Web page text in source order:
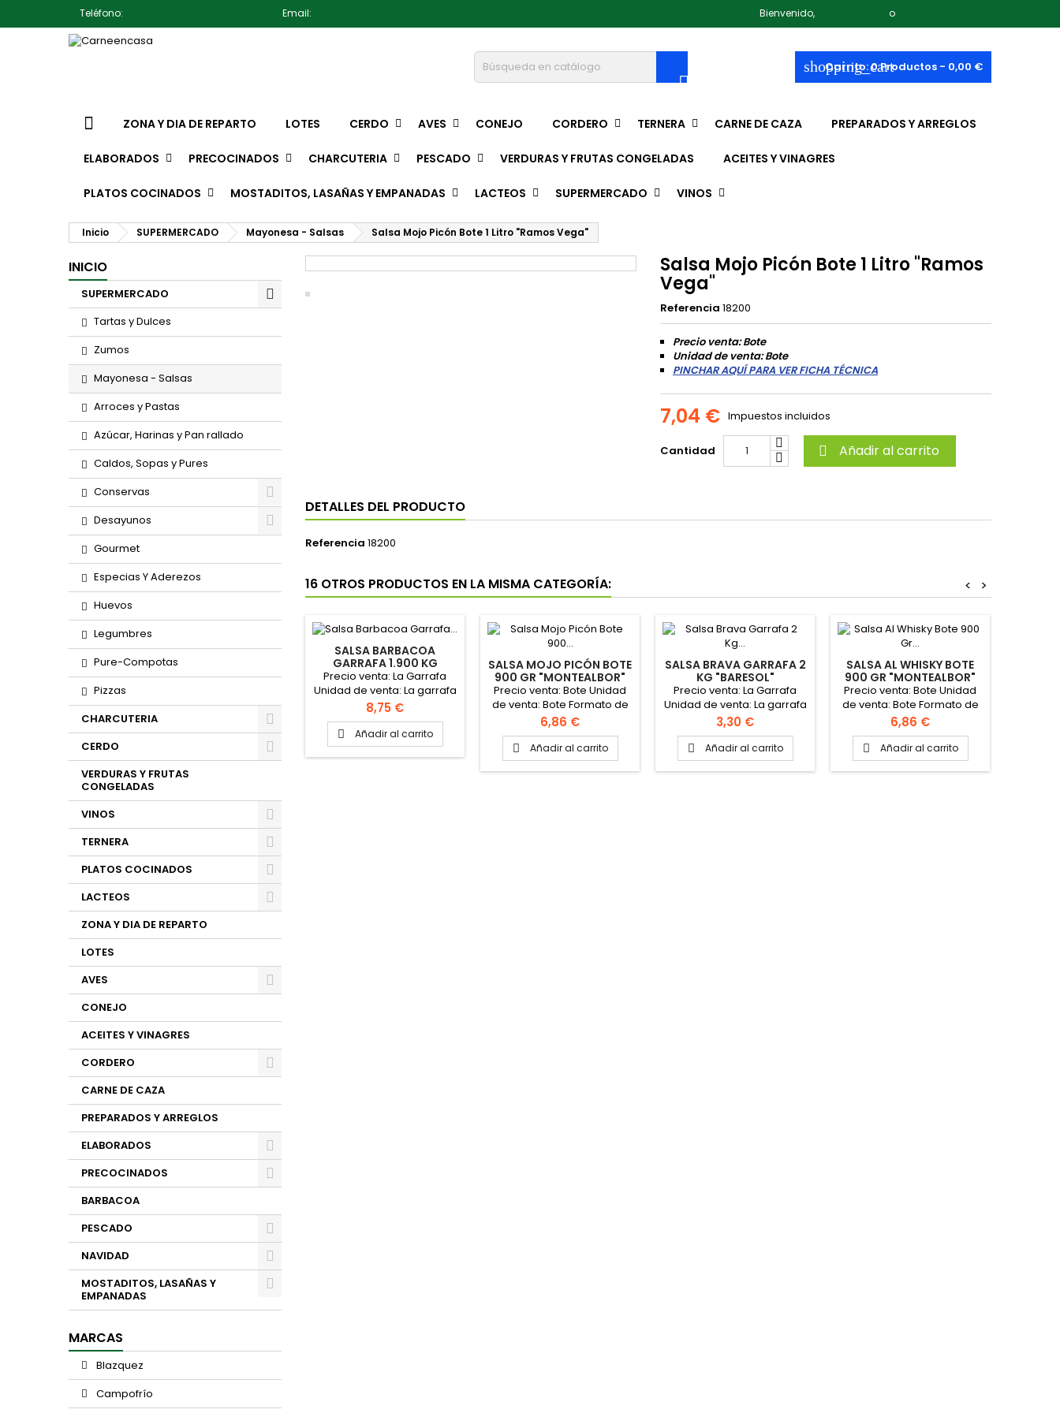
Teléfono: Email: Bienvenido, o
shopping_cart
Carrito:0Productos - 0,00 €

ZONA Y DIA DE REPARTO LOTES CERDO AVES CONEJO CORDERO TERNERA CARNE DE CAZA PREPARADOS Y ARREGLOS
ELABORADOS PRECOCINADOS CHARCUTERIA PESCADO VERDURAS Y FRUTAS CONGELADAS ACEITES Y VINAGRES
PLATOS COCINADOS MOSTADITOS, LASAÑAS Y EMPANADAS LACTEOS SUPERMERCADO VINOS
Inicio SUPERMERCADO Mayonesa - Salsas Salsa Mojo Picón Bote 1 Litro "Ramos Vega"
INICIO
SUPERMERCADO
Tartas y Dulces
Zumos
Mayonesa - Salsas
Arroces y Pastas
Azúcar, Harinas y Pan rallado
Caldos, Sopas y Pures
Conservas
Desayunos
Gourmet
Especias Y Aderezos
Huevos
Legumbres
Pure-Compotas
Pizzas
CHARCUTERIA
CERDO
VERDURAS Y FRUTAS
CONGELADAS
VINOS
TERNERA
PLATOS COCINADOS
LACTEOS
ZONA Y DIA DE REPARTO
LOTES
AVES
CONEJO
ACEITES Y VINAGRES
CORDERO
CARNE DE CAZA
PREPARADOS Y ARREGLOS
ELABORADOS
PRECOCINADOS
BARBACOA
PESCADO
NAVIDAD
MOSTADITOS, LASAÑAS Y
EMPANADAS
MARCAS
Blazquez
Campofrío
Salsa Mojo Picón Bote 1 Litro "Ramos
Vega"
Referencia 18200
Precio venta: Bote
Unidad de venta: Bote
PINCHAR AQUÍ PARA VER FICHA TÉCNICA
7,04 € Impuestos incluidos
Cantidad  Añadir al carrito
DETALLES DEL PRODUCTO
Referencia 18200
16 OTROS PRODUCTOS EN LA MISMA CATEGORÍA: >
<
SALSA BARBACOA
GARRAFA 1.900 KG
"CHOVI"
Precio venta: La Garrafa
Unidad de venta: La garrafa
Precio
8,75 €
 Añadir al carrito
SALSA MOJO PICÓN BOTE
900 GR "MONTEALBOR"
Precio venta: Bote Unidad
de venta: Bote Formato de
la caja: 10 botes
Precio
6,86 €
 Añadir al carrito
SALSA BRAVA GARRAFA 2
KG "BARESOL"
Precio venta: La Garrafa
Unidad de venta: La garrafa
Precio
3,30 €
 Añadir al carrito
SALSA AL WHISKY BOTE
900 GR "MONTEALBOR"
Precio venta: Bote Unidad
de venta: Bote Formato de
la caja: 6 botes
Precio
6,86 €
 Añadir al carrito